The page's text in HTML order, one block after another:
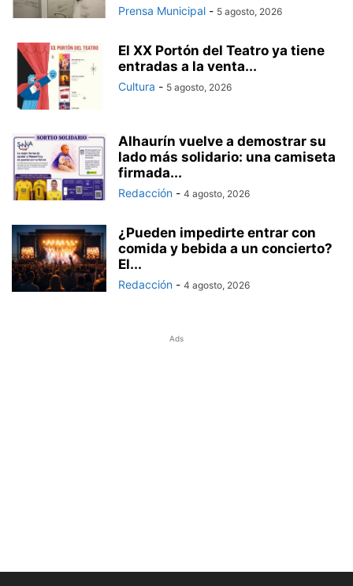
Prensa Municipal - 5 agosto, 2026
El XX Portón del Teatro ya tiene
entradas a la venta...
Cultura - 5 agosto, 2026
Alhaurín vuelve a demostrar su
lado más solidario: una camiseta
firmada...
Redacción - 4 agosto, 2026
¿Pueden impedirte entrar con
comida y bebida a un concierto?
El...
Redacción - 4 agosto, 2026
Ads